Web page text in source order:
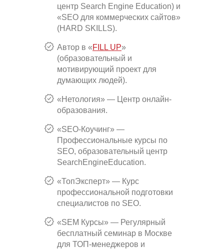
центр Search Engine Education) и
«SEO для коммерческих сайтов»
(HARD SKILLS).
Автор в «FILL UP»
(образовательный и
мотивирующий проект для
думающих людей).
«Нетология» — Центр онлайн-
образования.
«SEO-Коучинг» —
Профессиональные курсы по
SEO, образовательный центр
SearchEngineEducation.
«ТопЭксперт» — Курс
профессиональной подготовки
специалистов по SEO.
«SEM Курсы» — Регулярный
бесплатный семинар в Москве
для ТОП-менеджеров и